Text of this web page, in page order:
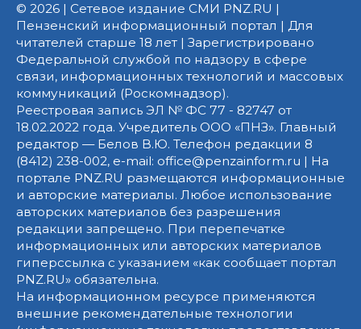
© 2026 | Сетевое издание СМИ PNZ.RU |
Пензенский информационный портал | Для
читателей старше 18 лет | Зарегистрировано
Федеральной службой по надзору в сфере
связи, информационных технологий и массовых
коммуникаций (Роскомнадзор).
Реестровая запись ЭЛ № ФС 77 - 82747 от
18.02.2022 года. Учредитель ООО «ПНЗ». Главный
редактор — Белов В.Ю. Телефон редакции 8
(8412) 238-002, e-mail: office@penzainform.ru | На
портале PNZ.RU размещаются информационные
и авторские материалы. Любое использование
авторских материалов без разрешения
редакции запрещено. При перепечатке
информационных или авторских материалов
гиперссылка с указанием «как сообщает портал
PNZ.RU» обязательна.
На информационном ресурсе применяются
внешние рекомендательные технологии